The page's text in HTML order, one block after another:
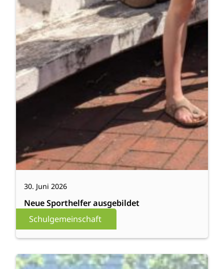
Schulgemeinschaft
30. Juni 2026
Neue Sporthelfer ausgebildet
Weiterlesen: